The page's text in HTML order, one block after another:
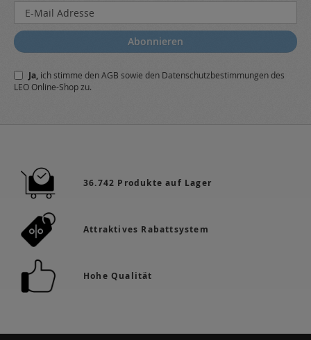
Melden
Sie
sich
für
Newsletter
a:
Abonnieren
Ja, ich stimme denAGB sowie den Datenschutzbestimmungendes
LEO Online-Shop zu.
36.742 Produkte auf Lager
Attraktives Rabattsystem
Hohe Qualität